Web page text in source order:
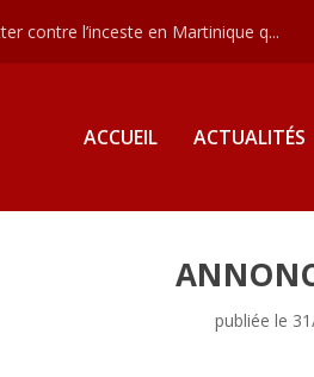
contre l’inceste en Martinique q...
ACCUEIL ACTUALITÉS
publiée le